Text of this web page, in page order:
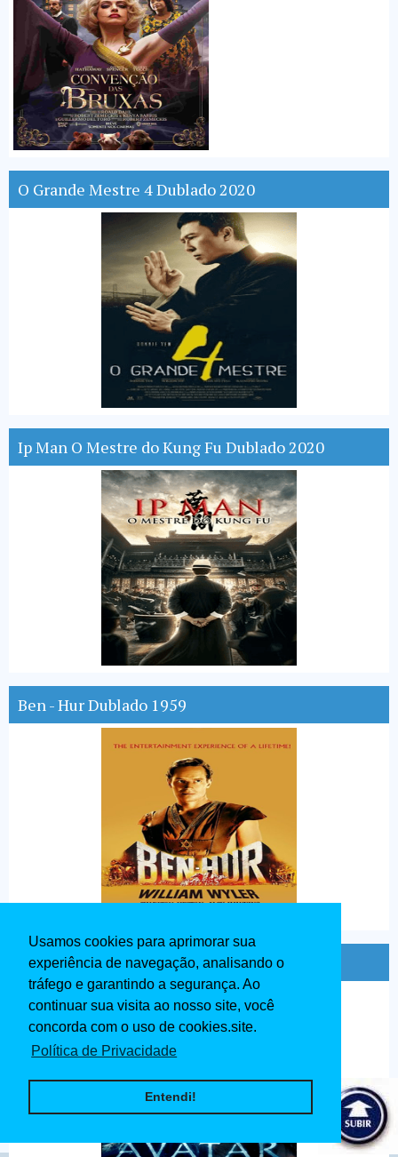
Usamos cookies para aprimorar sua
experiência de navegação, analisando o
tráfego e garantindo a segurança. Ao
continuar sua visita ao nosso site, você
concorda com o uso de cookies.site.
Política de Privacidade
Entendi!
O Grande Mestre 4 Dublado 2020
Ip Man O Mestre do Kung Fu Dublado 2020
Ben - Hur Dublado 1959
Avatar Dublado 2009